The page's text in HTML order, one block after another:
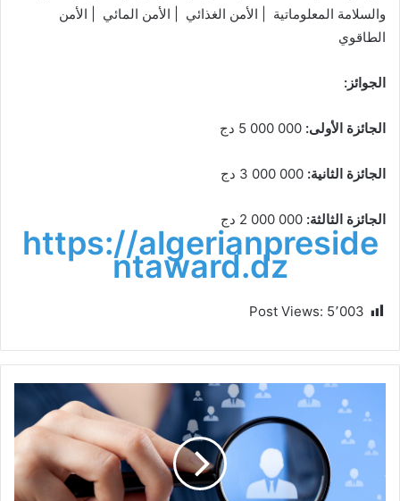
والسلامة المعلوماتية | الأمن الغذائي | الأمن المائي | الأمن
الطاقوي
الجوائز:
الجائزة الأولى:
الجائزة الثانية:
الجائزة الثالثة:
https://algerianpreside
ntaward.dz
Post Views: 5٬003